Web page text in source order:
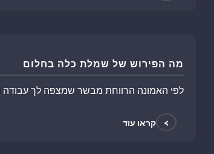
מה הפירוש של שמלת כלה בחלום
לפי האמונה הרווחת מבשר שמצפה לך עבודה
> קראו עוד